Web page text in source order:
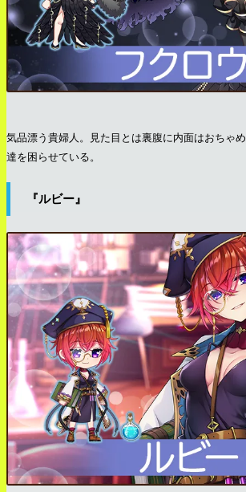
気品漂う貴婦人。見た目とは裏腹に内面はおちゃ
達を困らせている。
『ルビー』